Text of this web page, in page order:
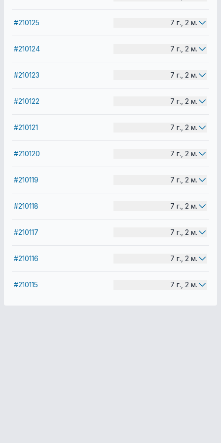
#210125 7 г., 2 м.
#210124 7 г., 2 м.
#210123 7 г., 2 м.
#210122 7 г., 2 м.
#210121 7 г., 2 м.
#210120 7 г., 2 м.
#210119 7 г., 2 м.
#210118 7 г., 2 м.
#210117 7 г., 2 м.
#210116 7 г., 2 м.
#210115 7 г., 2 м.